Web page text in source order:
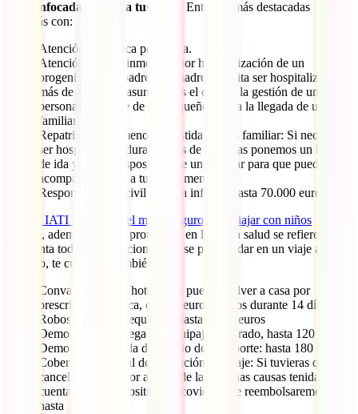
enfocadas 100% a tus hijos
. Entre las más destacadas
contarás con:
Atención telefónica pediátrica.
Atención infantil inmediata por hospitalización de un
progenitor: Si el padre o la madre necesita ser hospitalizado
más de 24 horas, asumiremos el coste y la gestión de una
persona que cuide de los pequeños hasta la llegada de un
familiar.
Repatriación de menores asistida por un familiar: Si necesitas
ser hospitalizado durante más de 24 horas ponemos un billete
de ida y vuelta disposición de un familiar para que pueda
acompañar a casa a tus hijos menores.
Responsabilidad civil privada infantil: hasta 70.000 euros
el IATI Familia es el mejor seguro para viajar con niños
porque, además de gran protección en lo que a salud se refiere, tiene
en cuenta todas las situaciones que se pueden dar en un viaje así.
Por ello, te cubrimos también en:
Convalecencia en hotel si no puedes volver a casa por
prescripción médica, con 75 euros diarios durante 14 días.
Robos y daños al equipaje, hasta 1.000 euros
Demora en la entrega del equipaje facturado, hasta 120 euros
Demora en la salida del medio de transporte: hasta 180 euros
Cobertura opcional de Anulación de Viaje: Si tuvieras que
cancelar tu viaje por alguna de las muchas causas tenidas en
cuenta (incluido positivo en covid-19) te reembolsaremos con
hasta 1.000 euros.